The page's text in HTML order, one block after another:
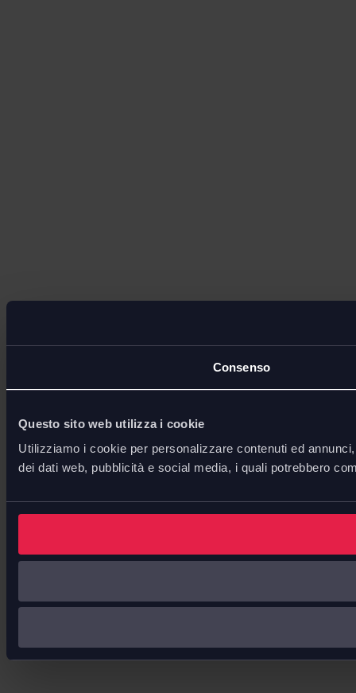
Consenso
Questo sito web utilizza i cookie
Utilizziamo i cookie per personalizzare contenuti ed
dei dati web, pubblicità e social media, i quali potrebbero